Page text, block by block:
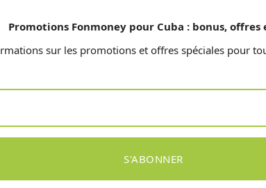
Promotions Fonmoney pour Cuba : bonus, offres
sur les promotions et offres spéciales pour
S'ABONNER